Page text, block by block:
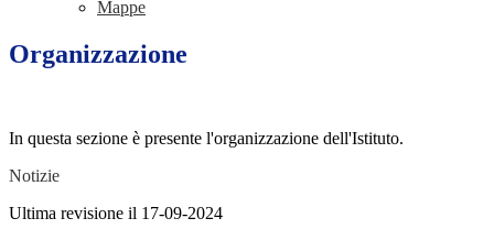
Mappe
Organizzazione
In questa sezione è presente l'organizzazione dell'Istituto.
Notizie
Ultima revisione il 17-09-2024